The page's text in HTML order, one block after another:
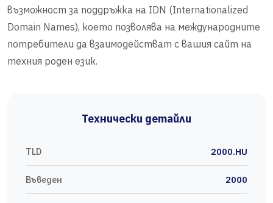
възможност за поддръжка на IDN (Internationalized
Domain Names), което позволява на международните
потребители да взаимодействат с вашия сайт на
техния роден език.
Технически детайли
TLD 2000.HU
Въведен 2000